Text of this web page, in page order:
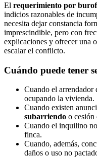
El requerimiento por
indicios razonables de
necesita dejar constancia
imprescindible, pero con
explicaciones y ofrecer una
escalar el conflicto.
Cuándo puede tener
Cuando el arrendador
ocupando la vivienda.
Cuando existen
subarriendo o cesión
Cuando el inquilino
finca.
Cuando, además,
daños o uso no